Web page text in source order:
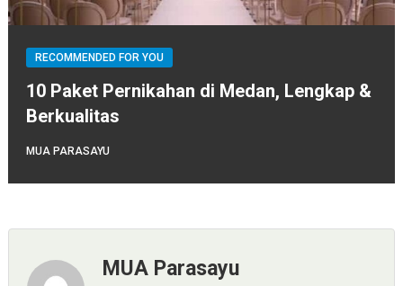
RECOMMENDED FOR YOU
10 Paket Pernikahan di Medan, Lengkap &
Berkualitas
MUA PARASAYU
MUA Parasayu